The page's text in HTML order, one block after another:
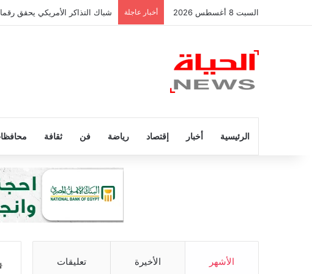
السبت 8 أغسطس 2026 أخبار عاجلة شباك التذاكر الأمريكي يحقق رقما
الرئيسية أخبار إقتصاد رياضة فن ثقافة
الأشهر الأخيرة تعليقات